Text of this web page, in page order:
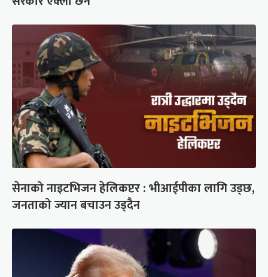
सेनाको नाइटभिजन हेलिकप्टर : भीआईपीका लागि उड्छ,
जनताको ज्यान बचाउन उड्दैन